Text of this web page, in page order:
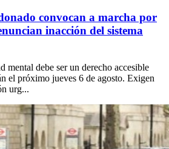
convocan a marcha por
inacción del sistema
mental debe ser un derecho accesible
el próximo jueves 6 de agosto. Exigen
urg...